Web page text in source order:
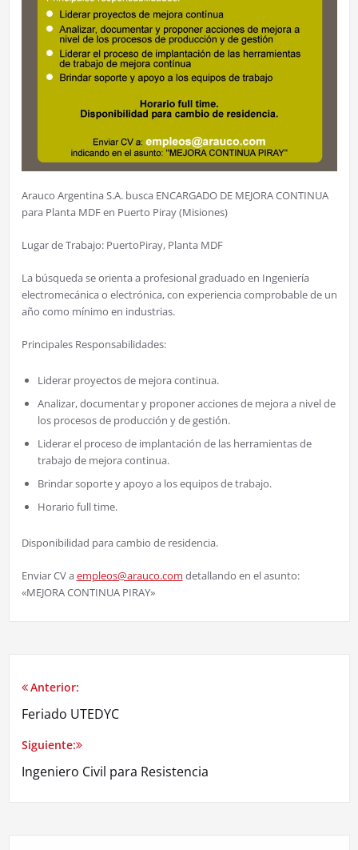
Arauco Argentina S.A. busca ENCARGADO DE MEJORA CONTINUA
para Planta MDF en Puerto Piray (Misiones)
Lugar de Trabajo: PuertoPiray, Planta MDF
La búsqueda se orienta a profesional graduado en Ingeniería
electromecánica o electrónica, con experiencia comprobable de un
año como mínimo en industrias.
Principales Responsabilidades:
Liderar proyectos de mejora continua.
Analizar, documentar y proponer acciones de mejora a nivel de
los procesos de producción y de gestión.
Liderar el proceso de implantación de las herramientas de
trabajo de mejora continua.
Brindar soporte y apoyo a los equipos de trabajo.
Horario full time.
Disponibilidad para cambio de residencia.
Enviar CV aempleos@arauco.com detallando en el asunto:
«MEJORA CONTINUA PIRAY»
Anterior:
Feriado UTEDYC
Siguiente:
Ingeniero Civil para Resistencia